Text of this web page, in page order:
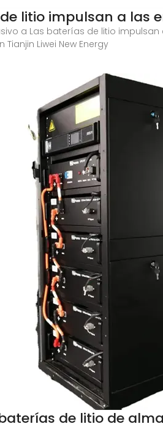
litio impulsan a las
a Las baterías de litio
Liwei New Energy
de litio de